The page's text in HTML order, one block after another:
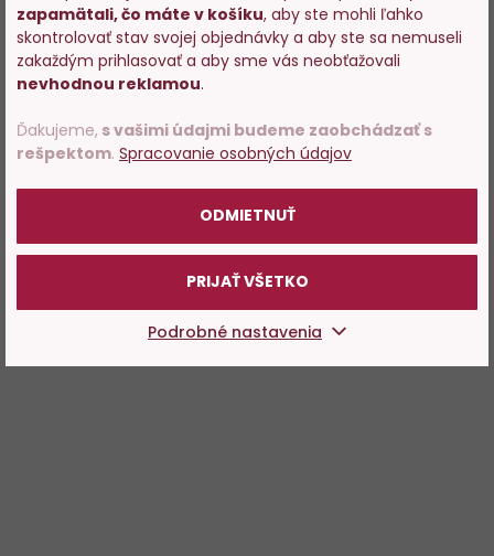
zapamätali, čo máte v košíku, aby ste mohli ľahko
skontrolovať stav svojej objednávky a aby ste sa nemuseli
zakaždým prihlasovať a aby sme vás neobťažovali
nevhodnou reklamou.
Ďakujeme, s vašimi údajmi budeme zaobchádzať s
rešpektom. Spracovanie osobných údajov
ODMIETNUŤ
PRIJAŤ VŠETKO
Podrobné nastavenia
Vstupujete na stránky s
predajom alkoholu. Prosím
potvrďte, že Vám už bolo 18